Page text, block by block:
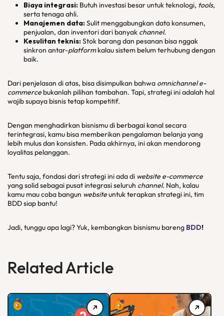
Biaya integrasi: Butuh investasi besar untuk teknologi, tools,
serta tenaga ahli.
Manajemen data:Sulit menggabungkan data konsumen,
penjualan, dan inventori dari banyak channel.
Kesulitan teknis:Stok barang dan pesanan bisa nggak
sinkron antar-platformkalau sistem belum terhubung dengan
baik.
Dari penjelasan di atas, bisa disimpulkan bahwa omnichannel e-
commerce bukanlah pilihan tambahan. Tapi, strategi ini adalah hal
wajib supaya bisnis tetap kompetitif.
Dengan menghadirkan bisnismu di berbagai kanal secara
terintegrasi, kamu bisa memberikan pengalaman belanja yang
lebih mulus dan konsisten. Pada akhirnya, ini akan mendorong
loyalitas pelanggan.
Tentu saja, fondasi dari strategi ini ada di website e-commerce
yang solid sebagai pusat integrasi seluruh channel. Nah, kalau
kamu mau coba bangun websiteuntuk terapkan strategi ini, tim
BDD siap bantu!
Jadi, tunggu apa lagi? Yuk, kembangkan bisnismu bareng BDD!
Related Article